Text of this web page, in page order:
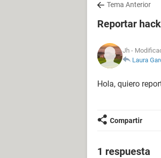
Tema Anterior
Reportar
Jh -
Laura
Hola, quiero
Compartir
1 respuesta